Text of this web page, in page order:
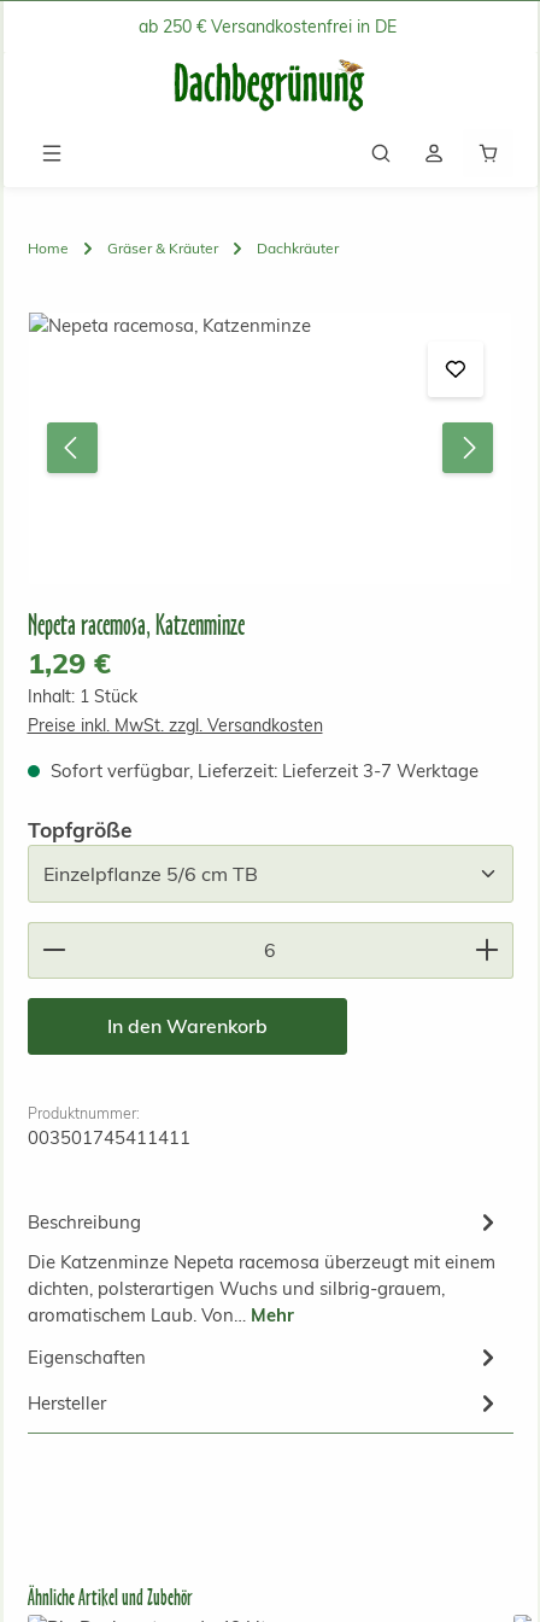
Zum Hauptinhalt springenab 250 € Versandkostenfrei in DE
Home Gräser & Kräuter Dachkräuter
Bildergalerie überspringen
Nepeta racemosa, Katzenminze
Regulärer Preis:
1,29 €
Inhalt: 1 Stück
Preise inkl. MwSt. zzgl. Versandkosten
Sofort verfügbar, Lieferzeit: Lieferzeit 3-7 Werktage
Topfgrößeauswählen
Produkt Anzahl: Gib den gewünschten Wert ein
In den Warenkorb
Produktnummer:
003501745411411
Beschreibung
Die Katzenminze Nepeta racemosa überzeugt mit einem
dichten, polsterartigen Wuchs und silbrig-grauem,
aromatischem Laub. Von… Mehr
Eigenschaften
Hersteller
Produktgalerie überspringen
Ähnliche Artikel und Zubehör